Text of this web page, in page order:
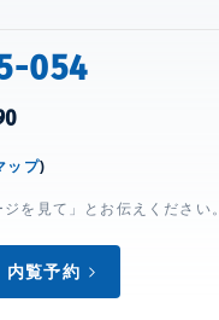
054
ップ)
を見て」とお伝えください
内覧予約